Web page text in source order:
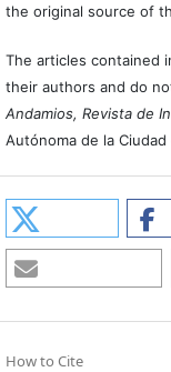
the original source of
The articles contained
their authors and do
Andamios, Revista de
Autónoma de la
How to Cite